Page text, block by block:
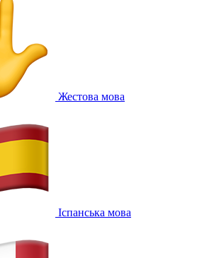
Жестова мова
Іспанська мова